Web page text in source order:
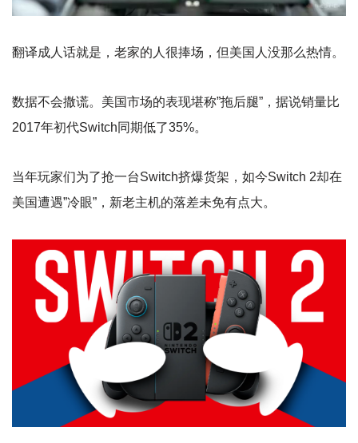
翻译成人话就是，老家的人很捧场，但美国人没那么热情。
数据不会撒谎。美国市场的表现堪称”拖后腿”，据说销量比
2017年初代Switch同期低了35%。
当年玩家们为了抢一台Switch挤爆货架，如今Switch 2却在
美国遭遇”冷眼”，新老主机的落差未免有点大。